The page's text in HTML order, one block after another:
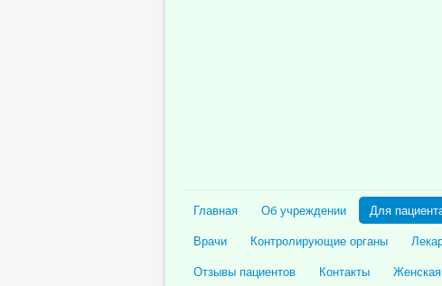
Главная Об учреждении Для
Врачи
Контролирующие органы
Отзывы пациентов
Контакты Женская